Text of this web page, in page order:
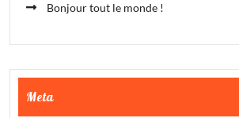
Bonjour tout le monde !
Meta